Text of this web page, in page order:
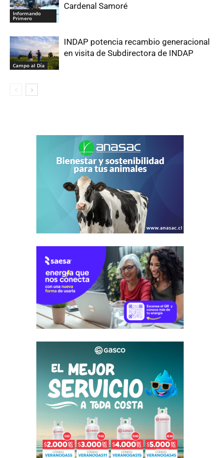
Informando
Primero
Cardenal Samoré
Campo al Día
INDAP potencia recambio generacional
en visita de Subdirectora de INDAP